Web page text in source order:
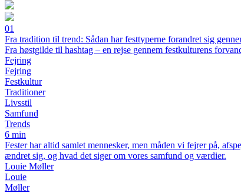
01
Fra tradition til trend: Sådan har festtyperne forandret sig
Fra høstgilde til hashtag – en rejse gennem festkulturens
Fejring
Fejring
Festkultur
Traditioner
Livsstil
Samfund
Trends
6 min
Fester har altid samlet mennesker, men måden vi fejrer på,
ændret sig, og hvad det siger om vores samfund og værdier.
Louie Møller
Louie
Møller